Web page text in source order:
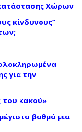
Χώρων
κίνδυνους’’
για την
του κακού»
βαθμό μια